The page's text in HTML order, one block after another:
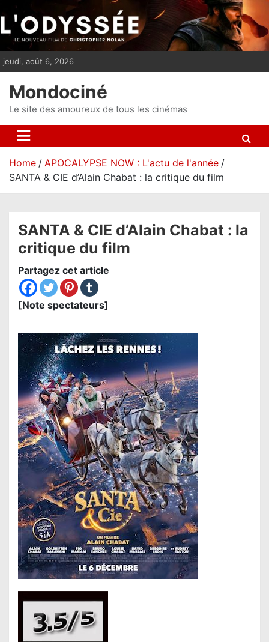
i
p
t
n
jeudi, août 6, 2026
Mondociné
Le site des amoureux de tous les cinémas
Home
APOCALYPSE NOW : L'actu de l'année
SANTA & CIE d’Alain Chabat : la critique du film
SANTA & CIE d’Alain Chabat : la
critique du film
Partagez cet article
[Note spectateurs]